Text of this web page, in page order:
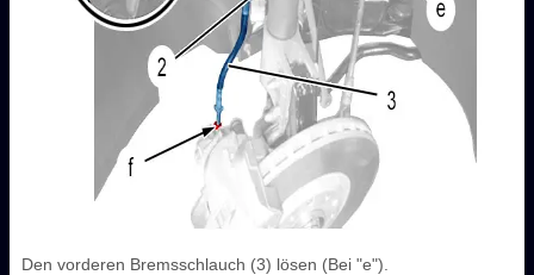
Den vorderen Bremsschlauch (3) lösen (Bei "e").